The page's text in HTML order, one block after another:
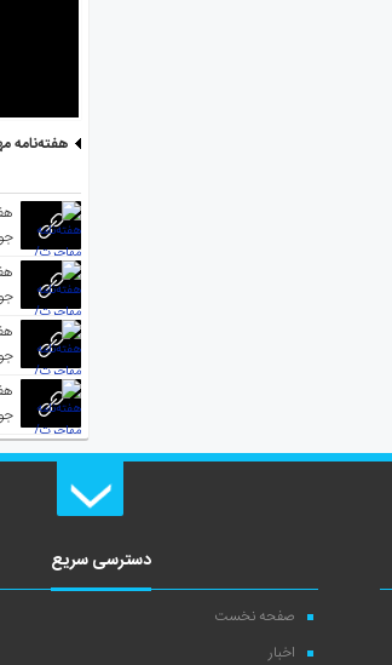
هفته‌نامه
دسترسی سریع
صفحه نخست
اخبار